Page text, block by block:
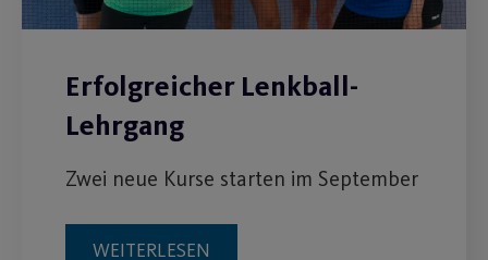
Erfolgreicher Lenkball-
Lehrgang
Zwei neue Kurse starten im September
WEITERLESEN